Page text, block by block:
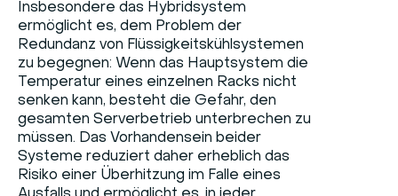
Insbesondere das Hybridsystem
ermöglicht es, dem Problem der
Redundanz von Flüssigkeitskühlsystemen
zu begegnen: Wenn das Hauptsystem die
Temperatur eines einzelnen Racks nicht
senken kann, besteht die Gefahr, den
gesamten Serverbetrieb unterbrechen zu
müssen. Das Vorhandensein beider
Systeme reduziert daher erheblich das
Risiko einer Überhitzung im Falle eines